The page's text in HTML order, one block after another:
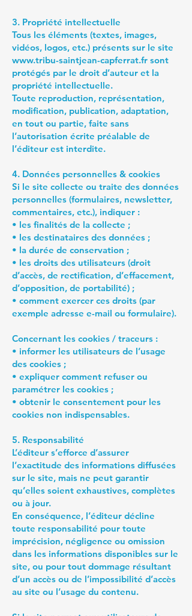
3. Propriété intellectuelle
Tous les éléments (textes, images,
vidéos, logos, etc.) présents sur le site
www.tribu-saintjean-capferrat.fr sont
protégés par le droit d’auteur et la
propriété intellectuelle.
Toute reproduction, représentation,
modification, publication, adaptation,
en tout ou partie, faite sans
l’autorisation écrite préalable de
l’éditeur est interdite.
4. Données personnelles & cookies
Si le site collecte ou traite des données
personnelles (formulaires, newsletter,
commentaires, etc.), indiquer :
• les finalités de la collecte ;
• les destinataires des données ;
• la durée de conservation ;
• les droits des utilisateurs (droit
d’accès, de rectification, d’effacement,
d’opposition, de portabilité) ;
• comment exercer ces droits (par
exemple adresse e-mail ou formulaire).
Concernant les cookies / traceurs :
• informer les utilisateurs de l’usage
des cookies ;
• expliquer comment refuser ou
paramétrer les cookies ;
• obtenir le consentement pour les
cookies non indispensables.
5. Responsabilité
L’éditeur s’efforce d’assurer
l’exactitude des informations diffusées
sur le site, mais ne peut garantir
qu’elles soient exhaustives, complètes
ou à jour.
En conséquence, l’éditeur décline
toute responsabilité pour toute
imprécision, négligence ou omission
dans les informations disponibles sur le
site, ou pour tout dommage résultant
d’un accès ou de l’impossibilité d’accès
au site ou l’usage du contenu.